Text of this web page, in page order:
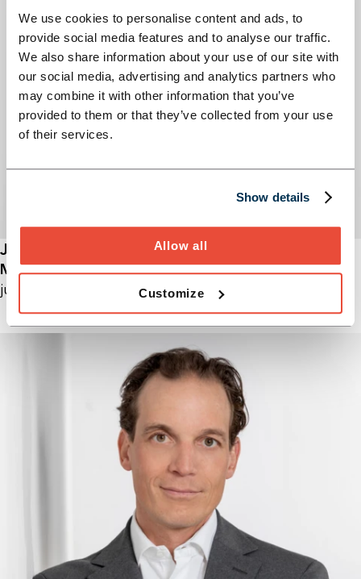
We use cookies to personalise content and ads, to
provide social media features and to analyse our traffic.
We also share information about your use of our site with
our social media, advertising and analytics partners who
may combine it with other information that you’ve
provided to them or that they’ve collected from your use
of their services.
Show details
Allow all
Customize
Judith Kathol
Managerin
judith.kathol (at) horn-company.de